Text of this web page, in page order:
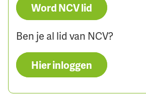
Word NCV lid
Ben je al lid van NCV?
Hier inloggen